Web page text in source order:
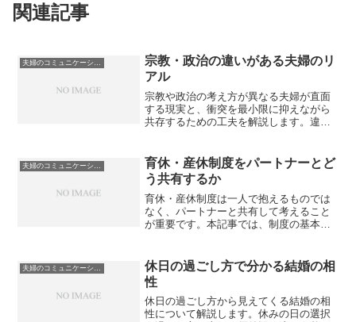
関連記事
夫婦のコミュニケーションと価値観
宗教・政治の違いがある夫婦のリ
アル
宗教や政治の考え方が異なる夫婦が直面
する現実と、衝突を最小限に抑えながら
共存するための工夫を解説します。違い
育休・産休制度をパートナーとど
う共有するか
育休・産休制度は一人で抱えるものでは
なく、パートナーと共有して考えること
が重要です。本記事では、制度の基本理
方法を解説します。
休日の過ごし方で分かる結婚の相
性
休日の過ごし方から見えてくる結婚の相
性について解説します。休みの日の選択